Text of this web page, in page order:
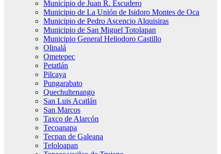
Municipio de Juan R. Escudero
Municipio de La Unión de Isidoro Montes de Oca
Municipio de Pedro Ascencio Alquisiras
Municipio de San Miguel Totolapan
Municipio General Heliodoro Castillo
Olinalá
Ometepec
Petatlán
Pilcaya
Pungarabato
Quechultenango
San Luis Acatlán
San Marcos
Taxco de Alarcón
Tecoanapa
Tecpan de Galeana
Teloloapan